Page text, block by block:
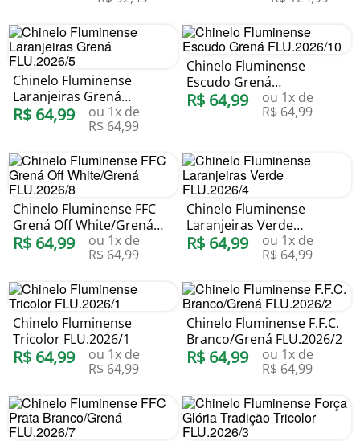
Chinelo Fluminense
Laranjeiras Grená
FLU.2026/5
R$ 64,99 ou 1x de
R$ 64,99
Chinelo Fluminense
Escudo Grená
FLU.2026/10
R$ 64,99 ou 1x de
R$ 64,99
Chinelo Fluminense FFC
Grená Off White/Grená
FLU.2026/8
R$ 64,99 ou 1x de
R$ 64,99
Chinelo Fluminense
Laranjeiras Verde
FLU.2026/4
R$ 64,99 ou 1x de
R$ 64,99
Chinelo Fluminense
Tricolor FLU.2026/1
R$ 64,99 ou 1x de
R$ 64,99
Chinelo Fluminense F.F.C.
Branco/Grená FLU.2026/2
R$ 64,99 ou 1x de
R$ 64,99